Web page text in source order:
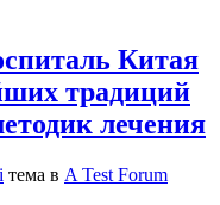
Китая
традиций
лечения
тема в A Test Forum